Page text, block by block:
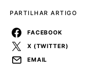
PARTILHAR ARTIGO
FACEBOOK
X (TWITTER)
EMAIL